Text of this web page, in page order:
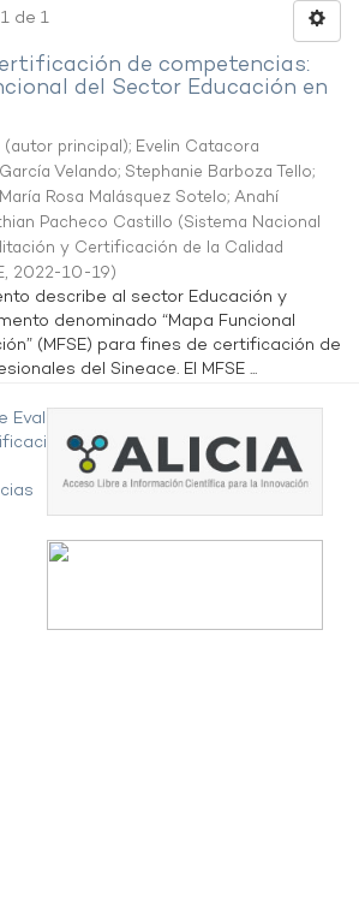
de 1
de competencias:
del Sector Educación en
principal); Evelin Catacora
Velando; Stephanie Barboza Tello;
María Rosa Malásquez Sotelo; Anahí
Pacheco Castillo (Sistema Nacional
y Certificación de la Calidad
, 2022-10-19)
describe al sector Educación y
denominado “Mapa Funcional
(MFSE) para fines de certificación de
del Sineace. El MFSE ...
de la